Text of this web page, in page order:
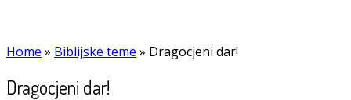
Home » Biblijske teme » Dragocjeni dar!
Dragocjeni dar!